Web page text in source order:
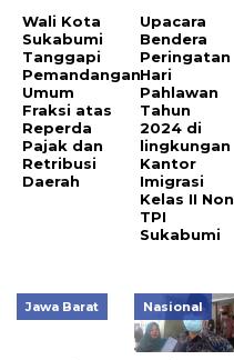
Wali Kota
Sukabumi
Tanggapi
Pemandangan
Umum
Fraksi atas
Reperda
Pajak dan
Retribusi
Daerah
Upacara
Bendera
Peringatan
Hari
Pahlawan
Tahun
2024 di
lingkungan
Kantor
Imigrasi
Kelas II Non
TPI
Sukabumi
Jawa Barat Nasional